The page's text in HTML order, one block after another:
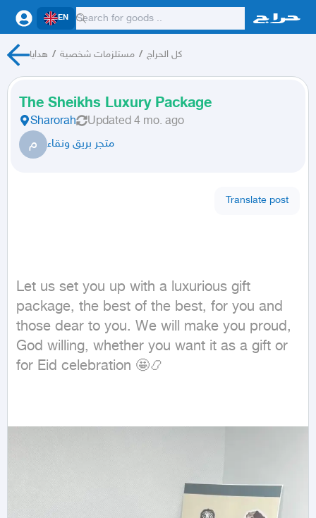
EN
هدايا / مستلزمات شخصية / كل الحراج
The Sheikhs Luxury Package
Sharorah Updated 4 mo. ago
م متجر بريق ونقاء
Translate post
Let us set you up with a luxurious gift
package, the best of the best, for you and
those dear to you. We will make you proud,
God willing, whether you want it as a gift or
for Eid celebration 🤩📿